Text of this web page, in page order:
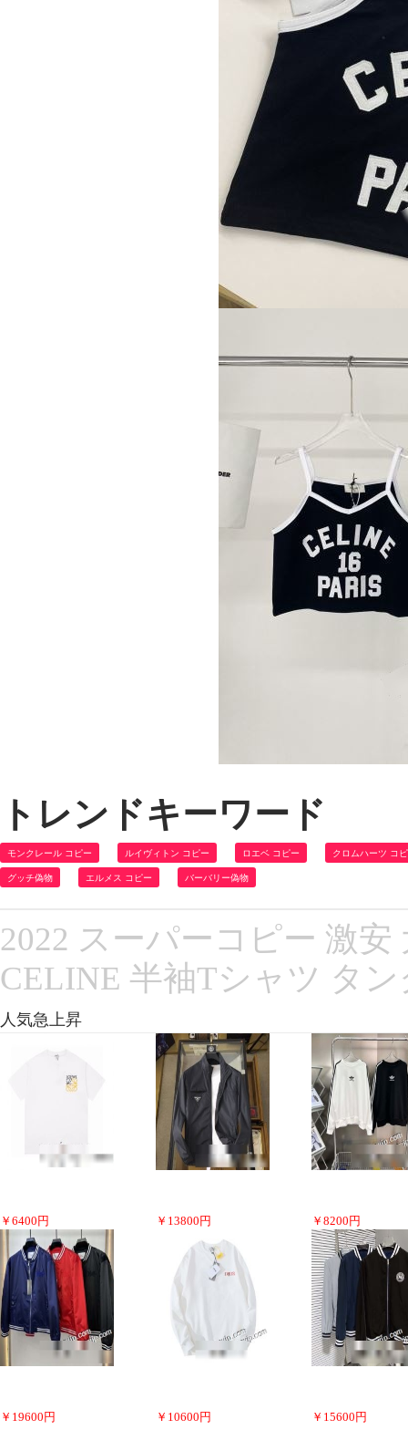
トレンドキーワード
モンクレール コピー ルイヴィトン コピー ロエベ コピー クロムハーツ コ
グッチ偽物 エルメス コピー バーバリー偽物
2022 スーパーコピー 激
CELINE 半袖Tシャツ タ
人気急上昇
￥ 6400 円 ￥ 13800 円 ￥ 8200 円
￥ 19600 円 ￥ 10600 円 ￥ 15600 円